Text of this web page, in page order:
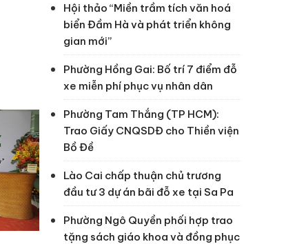
Hội thảo “Miền trầm tích văn hoá
biển Đầm Hà và phát triển không
gian mới”
Phường Hồng Gai: Bố trí 7 điểm đỗ
xe miễn phí phục vụ nhân dân
Phường Tam Thắng (TP HCM):
Trao Giấy CNQSDĐ cho Thiền viện
Bồ Đề
Lào Cai chấp thuận chủ trương
đầu tư 3 dự án bãi đỗ xe tại Sa Pa
Phường Ngô Quyền phối hợp trao
tặng sách giáo khoa và đồng phục